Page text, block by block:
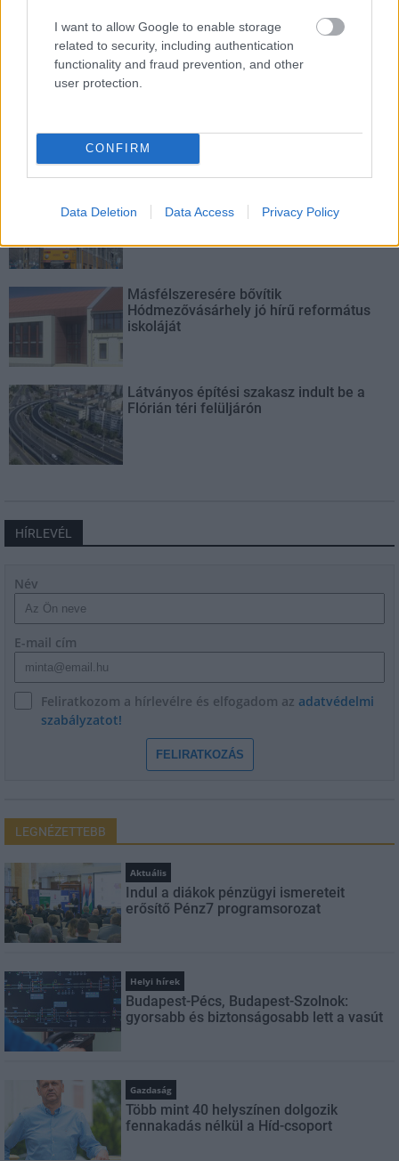
I want to allow Google to enable storage
related to security, including authentication
functionality and fraud prevention, and other
user protection.
CONFIRM
Data Deletion Data Access Privacy Policy
A projekt részeként megújulnak a területen található
műemlékek, köztük a különleges Műromok, valamint a közeli
Várkanyarban álló Nepomuki Szent János híd és szobor is.
csomópont épül Angyalföldön
Másfélszeresére bővítik
Hódmezővásárhely jó hírű református
iskoláját
Látványos építési szakasz indult be a
Flórián téri felüljárón
HÍRLEVÉL
Név
E-mail cím
Feliratkozom a hírlevélre és elfogadom az adatvédelmi
szabályzatot!
FELIRATKOZÁS
LEGNÉZETTEBB
Aktuális
Indul a diákok pénzügyi ismereteit
erősítő Pénz7 programsorozat
Helyi hírek
Budapest-Pécs, Budapest-Szolnok:
gyorsabb és biztonságosabb lett a vasút
Gazdaság
Több mint 40 helyszínen dolgozik
fennakadás nélkül a Híd-csoport